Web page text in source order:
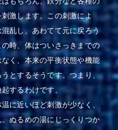
激します。この刺激によ
乱し、あわてて元に戻ろう
時、体はついさっきまでの
く、本来の平衡状態や機能
とするそうです。つまり、
するわけです。
に近いほど刺激が少なく、
ぬるめの湯にじっくりつか